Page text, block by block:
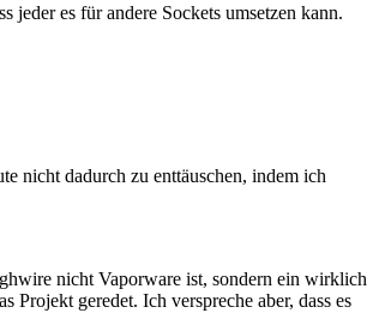
es für andere Sockets umsetzen kann.
nicht dadurch zu enttäuschen, indem ich
nicht Vaporware ist, sondern ein wirklich
geredet. Ich verspreche aber, dass es